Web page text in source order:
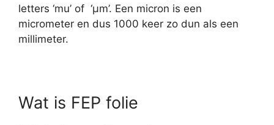
letters ‘mu’ of ‘μm’. Een micron is een
micrometer en dus 1000 keer zo dun als een
millimeter.
Wat is FEP folie